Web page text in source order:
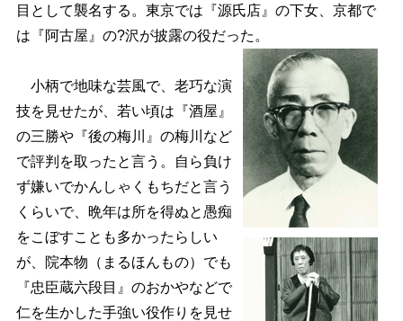
目として襲名する。東京では『源氏店』の下女、京都で
は『阿古屋』の?沢が披露の役だった。
小柄で地味な芸風で、老巧な演
技を見せたが、若い頃は『酒屋』
の三勝や『後の梅川』の梅川など
で評判を取ったと言う。自ら負け
ず嫌いでかんしゃくもちだと言う
くらいで、晩年は所を得ぬと愚痴
をこぼすことも多かったらしい
が、院本物（まるほんもの）でも
『忠臣蔵六段目』のおかやなどで
仁を生かした手強い役作りを見せ